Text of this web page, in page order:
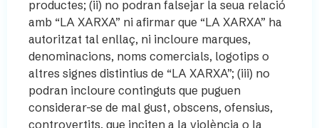
productes; (ii) no podran falsejar la seua relació
amb “LA XARXA” ni afirmar que “LA XARXA” ha
autoritzat tal enllaç, ni incloure marques,
denominacions, noms comercials, logotips o
altres signes distintius de “LA XARXA”; (iii) no
podran incloure continguts que puguen
considerar-se de mal gust, obscens, ofensius,
controvertits, que inciten a la violència o la